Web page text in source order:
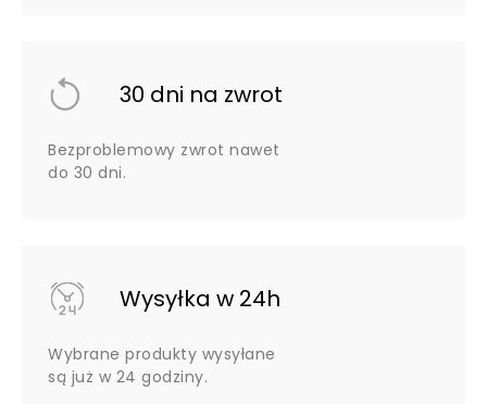
30 dni na zwrot
Bezproblemowy zwrot nawet
do 30 dni.
Wysyłka w 24h
Wybrane produkty wysyłane
są już w 24 godziny.